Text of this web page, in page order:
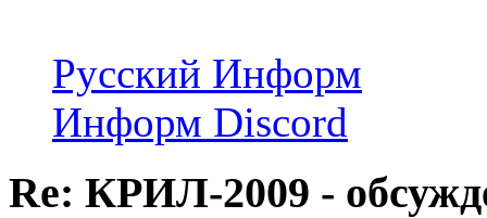
Русский Информ
Информ Discord
Re: КРИЛ-2009 -